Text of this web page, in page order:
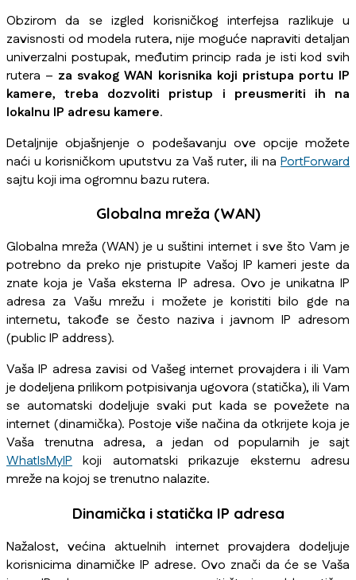
Obzirom da se izgled korisničkog interfejsa razlikuje u
zavisnosti od modela rutera, nije moguće napraviti detaljan
univerzalni postupak, međutim princip rada je isti kod svih
rutera – za svakog WAN korisnika koji pristupa portu IP
kamere, treba dozvoliti pristup i preusmeriti ih na
lokalnu IP adresu kamere.
Detaljnije objašnjenje o podešavanju ove opcije možete
naći u korisničkom uputstvu za Vaš ruter, ili na PortForward
sajtu koji ima ogromnu bazu rutera.
Globalna mreža (WAN)
Globalna mreža (WAN) je u suštini internet i sve što Vam je
potrebno da preko nje pristupite Vašoj IP kameri jeste da
znate koja je Vaša eksterna IP adresa. Ovo je unikatna IP
adresa za Vašu mrežu i možete je koristiti bilo gde na
internetu, takođe se često naziva i javnom IP adresom
(public IP address).
Vaša IP adresa zavisi od Vašeg internet provajdera i ili Vam
je dodeljena prilikom potpisivanja ugovora (statička), ili Vam
se automatski dodeljuje svaki put kada se povežete na
internet (dinamička). Postoje više načina da otkrijete koja je
Vaša trenutna adresa, a jedan od popularnih je sajt
WhatIsMyIP koji automatski prikazuje eksternu adresu
mreže na kojoj se trenutno nalazite.
Dinamička i statička IP adresa
Nažalost, većina aktuelnih internet provajdera dodeljuje
korisnicima dinamičke IP adrese. Ovo znači da će se Vaša